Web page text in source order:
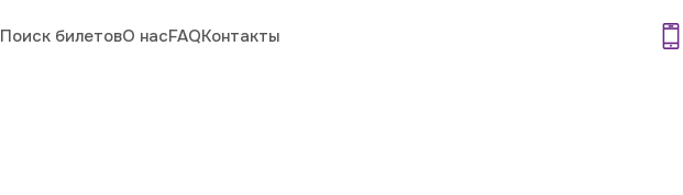
Поиск билетовО насFAQКонтакты